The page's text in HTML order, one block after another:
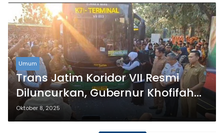
Umum
Trans Jatim Koridor VII Resmi
Diluncurkan, Gubernur Khofifah
Perkenalkan Layanan “TRADISI”
Oktober 8, 2025